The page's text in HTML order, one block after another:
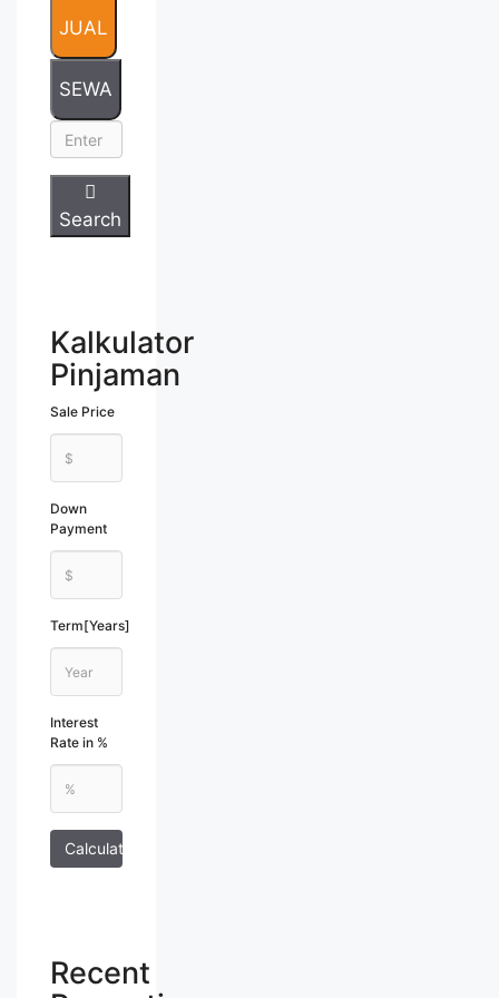
href="https://vasapro.com/property/heron-
tipe-11x19-the-springs-gading-serpong/"
aria-label="Read more about Heron Tipe
11×19 – The Springs Gading
Serpong">Read more</a>
JUAL
SEWA
Search
Kalkulator
Pinjaman
Sale Price
Down
Payment
Term[Years]
Interest
Rate in %
Calculate
Recent